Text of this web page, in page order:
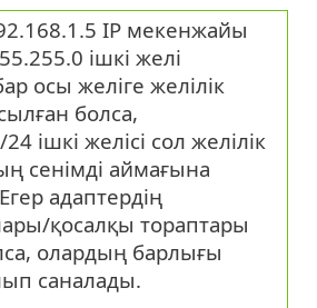
IP мекенжайы
ішкі желі
осы желіге желілік
болса,
ішкі желісі сол желілік
сенімді аймағына
адаптердің
қосалқы тораптары
олардың барлығы
саналады.